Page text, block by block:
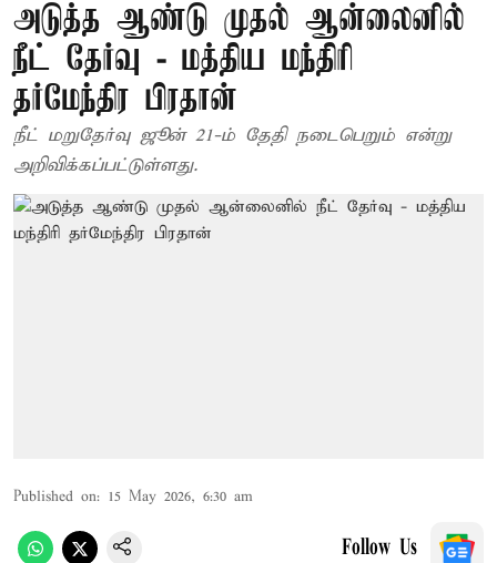
அடுத்த ஆண்டு முதல் ஆன்லைனில்
நீட் தேர்வு - மத்திய மந்திரி
தர்மேந்திர பிரதான்
நீட் மறுதேர்வு ஜூன் 21-ம் தேதி நடைபெறும் என்று
அறிவிக்கப்பட்டுள்ளது.
Published on: 15 May 2026, 6:30 am
Follow Us